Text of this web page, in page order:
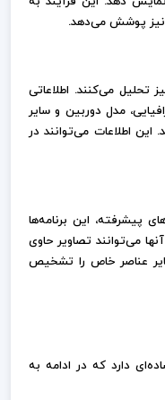
نیز پوشش می‌دهد.
تحلیل می‌کنند. اطلاعاتی
مدل دوربین و سایر
اطلاعات می‌توانند در
پیشرفته، این برنامه‌ها
می‌توانند تصاویر حاوی
عناصر خاص را تشخیص
دارد که در ادامه به